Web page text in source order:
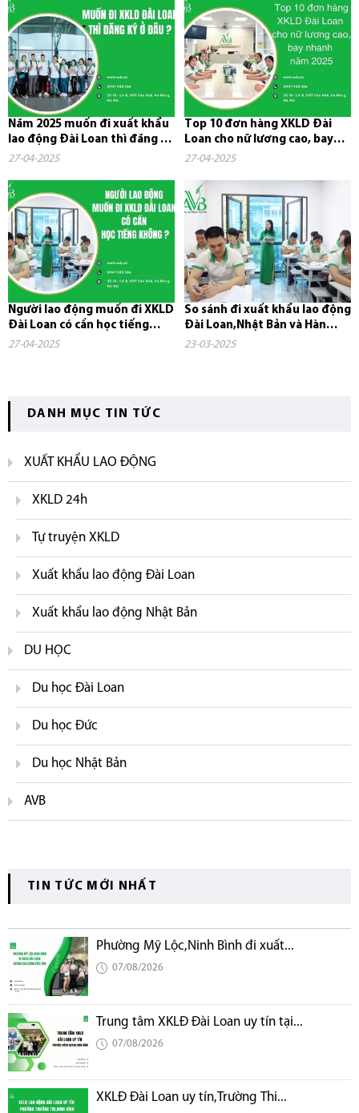
Năm 2025 muốn đi xuất khẩu
lao động Đài Loan thì đăng ký
ở đâu?
27-04-2025
Top 10 đơn hàng XKLD Đài
Loan cho nữ lương cao, bay
nhanh năm 2025
27-04-2025
Người lao động muốn đi XKLD
Đài Loan có cần học tiếng
không?
27-04-2025
So sánh đi xuất khẩu lao động
Đài Loan,Nhật Bản và Hàn
Quốc
23-03-2025
DANH MỤC TIN TỨC
XUẤT KHẨU LAO ĐỘNG
XKLD 24h
Tự truyện XKLD
Xuất khẩu lao động Đài Loan
Xuất khẩu lao động Nhật Bản
DU HỌC
Du học Đài Loan
Du học Đức
Du học Nhật Bản
AVB
TIN TỨC MỚI NHẤT
Phường Mỹ Lộc,Ninh Bình đi xuất...
07/08/2026
Trung tâm XKLĐ Đài Loan uy tín tại...
07/08/2026
XKLĐ Đài Loan uy tín,Trường Thi...